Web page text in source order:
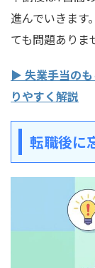
進んでいきます
ても問題ありま
▶ 失業手当の
りやすく解説
転職後に